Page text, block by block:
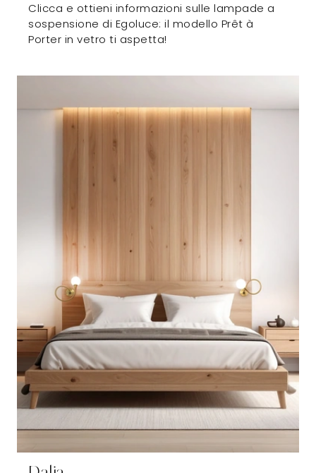
Clicca e ottieni informazioni sulle lampade a
sospensione di Egoluce: il modello Prêt à
Porter in vetro ti aspetta!